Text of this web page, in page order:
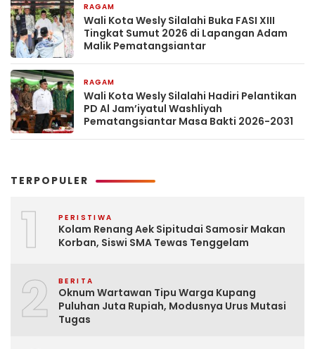
RAGAM
Wali Kota Wesly Silalahi Buka FASI XIII
Tingkat Sumut 2026 di Lapangan Adam
Malik Pematangsiantar
RAGAM
Wali Kota Wesly Silalahi Hadiri Pelantikan
PD Al Jam’iyatul Washliyah
Pematangsiantar Masa Bakti 2026-2031
TERPOPULER
1 PERISTIWA
Kolam Renang Aek Sipitudai Samosir Makan
Korban, Siswi SMA Tewas Tenggelam
2 BERITA
Oknum Wartawan Tipu Warga Kupang
Puluhan Juta Rupiah, Modusnya Urus Mutasi
Tugas